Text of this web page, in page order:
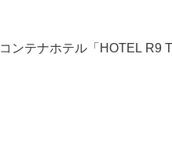
コンテナホテル「HOTEL R9